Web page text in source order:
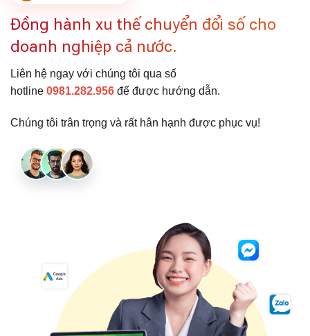
Đồng hành xu thế chuyển đổi số cho
doanh nghiệp cả nước.
Liên hệ ngay với chúng tôi qua số
hotline 0981.282.956 để được hướng dẫn.
Chúng tôi trân trọng và rất hân hạnh được phục vụ!